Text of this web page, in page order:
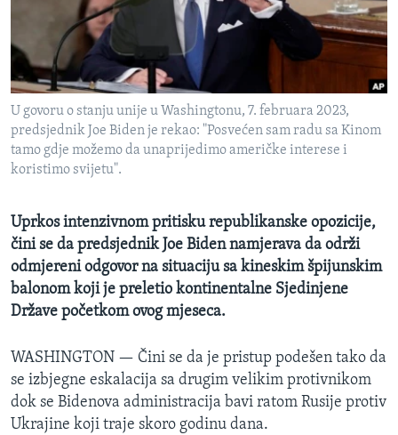
MAGAZIN
O GLASU AMERIKE
Learning English
PRATITE NAS
Jezici
U govoru o stanju unije u Washingtonu, 7. februara 2023,
predsjednik Joe Biden je rekao: "Posvećen sam radu sa Kinom
tamo gdje možemo da unaprijedimo američke interese i
koristimo svijetu".
Uprkos intenzivnom pritisku republikanske opozicije,
čini se da predsjednik Joe Biden namjerava da održi
odmjereni odgovor na situaciju sa kineskim špijunskim
balonom koji je preletio kontinentalne Sjedinjene
Države početkom ovog mjeseca.
WASHINGTON — Čini se da je pristup podešen tako da
se izbjegne eskalacija sa drugim velikim protivnikom
dok se Bidenova administracija bavi ratom Rusije protiv
Ukrajine koji traje skoro godinu dana.